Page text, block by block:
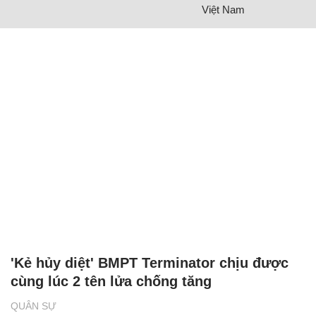
Việt Nam
QUÂN SỰ
'Kẻ hủy diệt' BMPT Terminator chịu được
cùng lúc 2 tên lửa chống tăng